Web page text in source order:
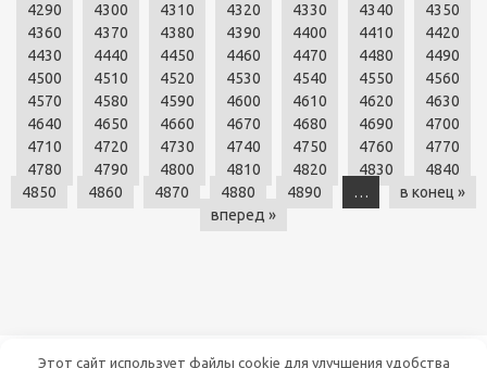
4290
4300 4310 4320 4330 4340
4350
4360
4370 4380 4390 4400 4410
4420
4430
4440 4450 4460 4470 4480
4490
4500
4510 4520 4530 4540 4550
4560
4570
4580 4590 4600 4610 4620
4630
4640
4650 4660 4670 4680 4690
4700
4710
4720 4730 4740 4750 4760
4770
4780
4790 4800 4810 4820 4830
4840
4850
4860 4870 4880 4890 …
в конец »
вперед »
Этот сайт использует файлы cookie для улучшения удобства